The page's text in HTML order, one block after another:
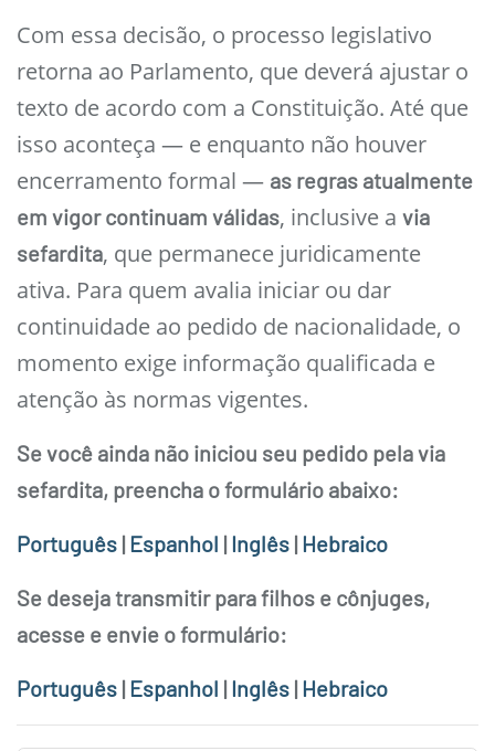
Com essa decisão, o processo legislativo
retorna ao Parlamento, que deverá ajustar o
texto de acordo com a Constituição. Até que
isso aconteça — e enquanto não houver
encerramento formal — as regras atualmente
em vigor continuam válidas, inclusive a via
sefardita, que permanece juridicamente
ativa. Para quem avalia iniciar ou dar
continuidade ao pedido de nacionalidade, o
momento exige informação qualificada e
atenção às normas vigentes.
Se você ainda não iniciou seu pedido pela via
sefardita, preencha o formulário abaixo:
Português |Espanhol |Inglês |Hebraico
Se deseja transmitir para filhos e cônjuges,
acesse e envie o formulário:
Português |Espanhol |Inglês |Hebraico